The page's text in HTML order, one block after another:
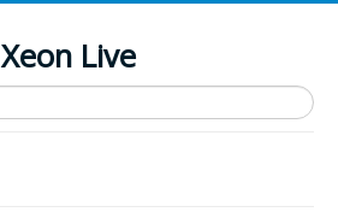
Xeon Live